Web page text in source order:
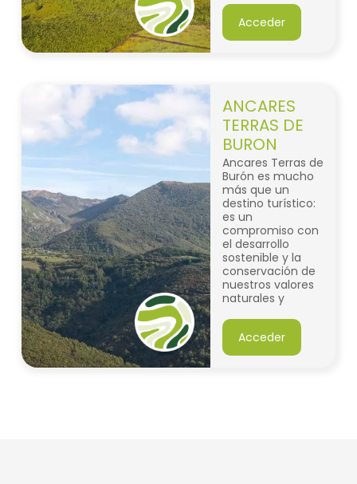
Acceder
ANCARES
TERRAS DE
BURON
Ancares Terras de
Burón es mucho
más que un
destino turístico:
es un
compromiso con
el desarrollo
sostenible y la
conservación de
nuestros valores
naturales y
Acceder